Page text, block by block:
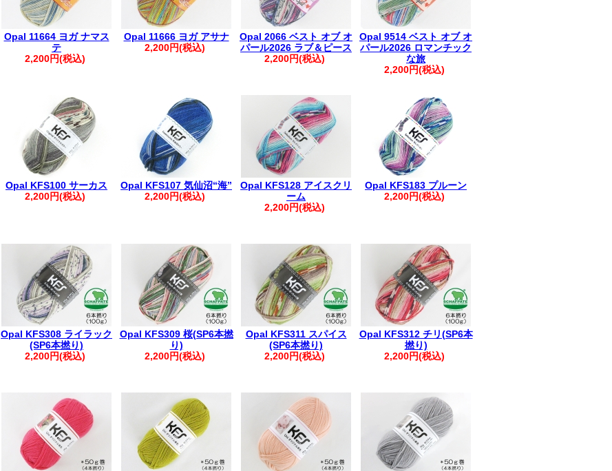
Opal 11664 ヨガ ナマス
テ
2,200円(税込)
Opal 11666 ヨガ アサナ
2,200円(税込)
Opal 2066 ベスト オブ オ
パール2026 ラブ＆ピース
2,200円(税込)
Opal 9514 ベスト オブ オ
パール2026 ロマンチック
な旅
2,200円(税込)
Opal KFS100 サーカス
2,200円(税込)
Opal KFS107 気仙沼“海”
2,200円(税込)
Opal KFS128 アイスクリ
ーム
2,200円(税込)
Opal KFS183 プルーン
2,200円(税込)
Opal KFS308 ライラック
(SP6本撚り)
2,200円(税込)
Opal KFS309 桜(SP6本撚
り)
2,200円(税込)
Opal KFS311 スパイス
(SP6本撚り)
2,200円(税込)
Opal KFS312 チリ(SP6本
撚り)
2,200円(税込)